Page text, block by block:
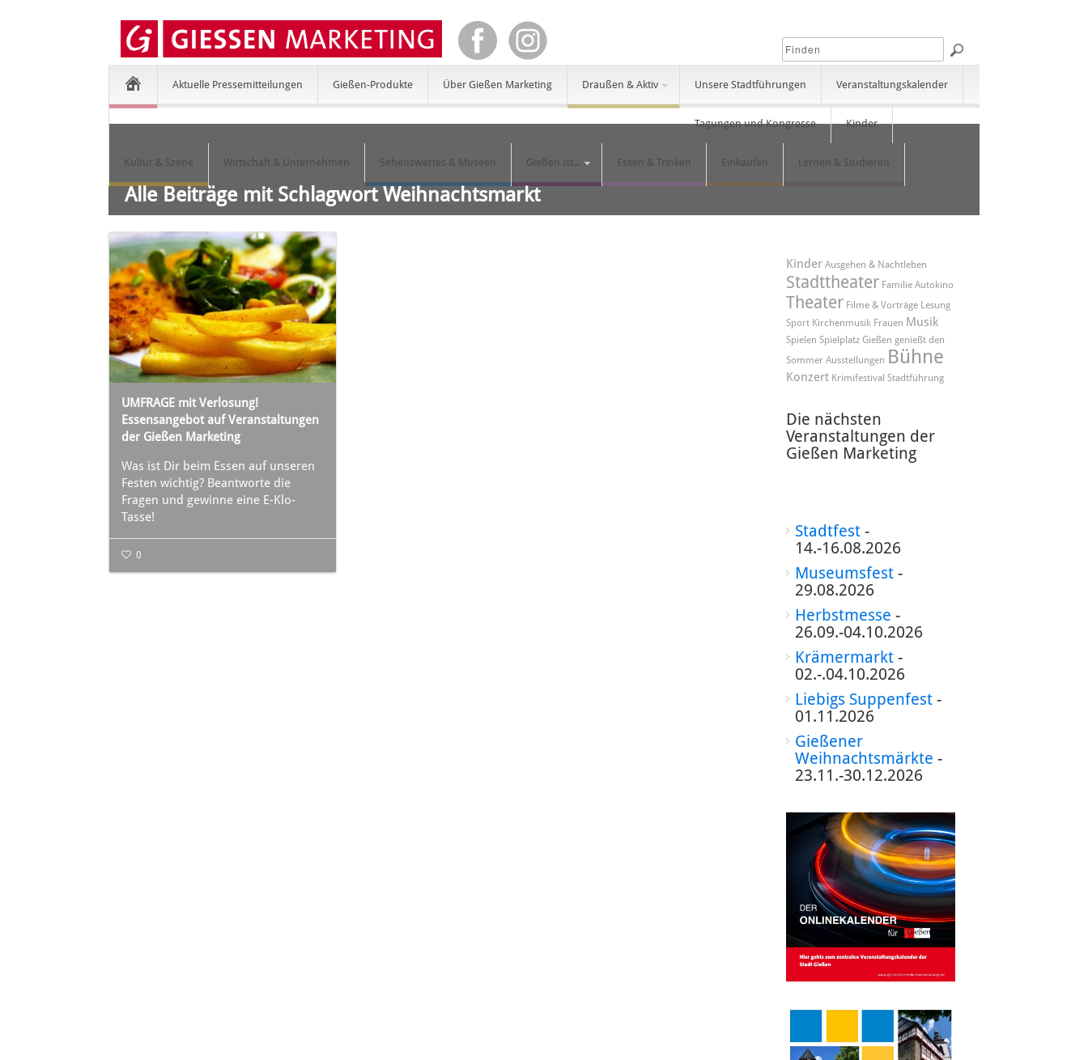
Aktuelle Pressemitteilungen Gießen-Produkte Über Gießen Marketing Draußen & Aktiv Unsere Stadtführungen Veranstaltungskalender
Tagungen und Kongresse Kinder
Kultur & Szene Wirtschaft & Unternehmen Sehenswertes & Museen Gießen ist... Essen & Trinken Einkaufen Lernen & Studieren
Alle Beiträge mit Schlagwort Weihnachtsmarkt
UMFRAGE mit Verlosung!
Essensangebot auf Veranstaltungen
der Gießen Marketing
Was ist Dir beim Essen auf unseren
Festen wichtig? Beantworte die
Fragen und gewinne eine E-Klo-
Tasse!
0
Kinder Ausgehen & Nachtleben
Stadttheater Familie Autokino
Theater Filme & Vorträge Lesung
Sport Kirchenmusik Frauen Musik
Spielen Spielplatz Gießen genießt den
Sommer Ausstellungen Bühne
Konzert Krimifestival Stadtführung
Die nächsten
Veranstaltungen der
Gießen Marketing
Stadtfest-
14.-16.08.2026
Museumsfest-
29.08.2026
Herbstmesse -
26.09.-04.10.2026
Krämermarkt-
02.-.04.10.2026
Liebigs Suppenfest-
01.11.2026
Gießener
Weihnachtsmärkte -
23.11.-30.12.2026